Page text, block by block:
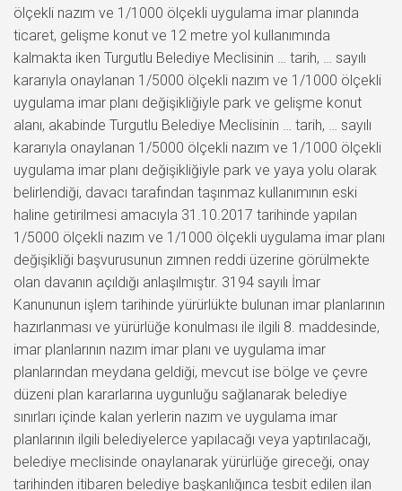
ölçekli nazım ve 1/1000 ölçekli uygulama imar planında
ticaret, gelişme konut ve 12 metre yol kullanımında
kalmakta iken Turgutlu Belediye Meclisinin … tarih, … sayılı
kararıyla onaylanan 1/5000 ölçekli nazım ve 1/1000 ölçekli
uygulama imar planı değişikliğiyle park ve gelişme konut
alanı, akabinde Turgutlu Belediye Meclisinin … tarih, … sayılı
kararıyla onaylanan 1/5000 ölçekli nazım ve 1/1000 ölçekli
uygulama imar planı değişikliğiyle park ve yaya yolu olarak
belirlendiği, davacı tarafından taşınmaz kullanımının eski
haline getirilmesi amacıyla 31.10.2017 tarihinde yapılan
1/5000 ölçekli nazım ve 1/1000 ölçekli uygulama imar planı
değişikliği başvurusunun zımnen reddi üzerine görülmekte
olan davanın açıldığı anlaşılmıştır. 3194 sayılı İmar
Kanununun işlem tarihinde yürürlükte bulunan imar planlarının
hazırlanması ve yürürlüğe konulması ile ilgili 8. maddesinde,
imar planlarının nazım imar planı ve uygulama imar
planlarından meydana geldiği, mevcut ise bölge ve çevre
düzeni plan kararlarına uygunluğu sağlanarak belediye
sınırları içinde kalan yerlerin nazım ve uygulama imar
planlarının ilgili belediyelerce yapılacağı veya yaptırılacağı,
belediye meclisinde onaylanarak yürürlüğe gireceği, onay
tarihinden itibaren belediye başkanlığınca tesbit edilen ilan